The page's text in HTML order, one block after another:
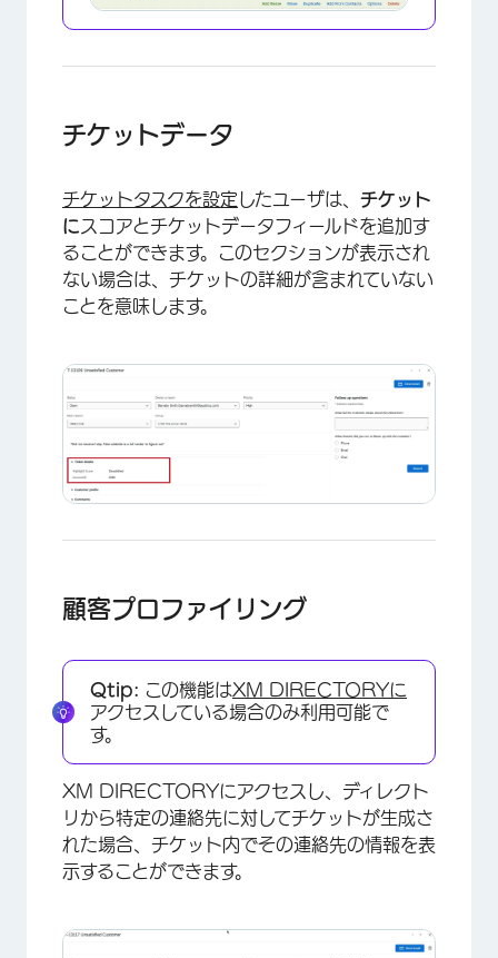
×
×
チケットデータ
チケットタスクを設定したユーザは、 チケット
にスコアとチケットデータフィールドを追加す
ることができます。このセクションが表示され
ない場合は、チケットの詳細が含まれていない
ことを意味します。
顧客プロファイリング
Qtip: この機能はXM DIRECTORYに
アクセスしている場合のみ利用可能で
す。
XM DIRECTORYにアクセスし、ディレクト
リから特定の連絡先に対してチケットが生成さ
れた場合、チケット内でその連絡先の情報を表
示することができます。